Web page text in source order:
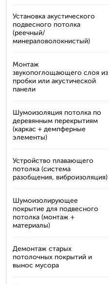
Установка акустического
подвесного потолка
(реечный/
минераловолокнистый)
Монтаж
звукопоглощающего слоя из
пробки или акустической
панели
Шумоизоляция потолка по
деревянным перекрытиям
(каркас + демпферные
элементы)
Устройство плавающего
потолка (система
разобщения, виброизоляция)
Шумоизолирующее
покрытие для подвесного
потолка (монтаж +
материалы)
Демонтаж старых
потолочных покрытий и
вынос мусора